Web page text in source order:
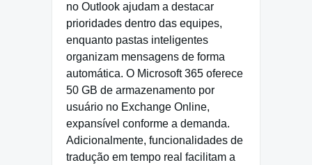
no Outlook ajudam a destacar
prioridades dentro das equipes,
enquanto pastas inteligentes
organizam mensagens de forma
automática. O Microsoft 365 oferece
50 GB de armazenamento por
usuário no Exchange Online,
expansível conforme a demanda.
Adicionalmente, funcionalidades de
tradução em tempo real facilitam a